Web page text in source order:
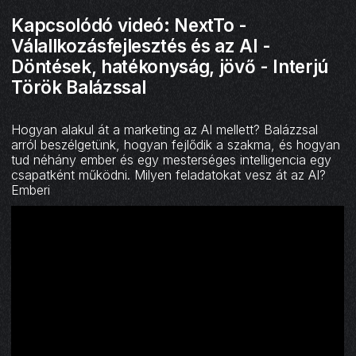
Kapcsolódó videó: NextTo -
Válallkozásfejlesztés és az AI -
Döntések, hatékonyság, jövő - Interjú
Török Balázssal
Hogyan alakul át a marketing az AI mellett? Balázzsal
arról beszélgetünk, hogyan fejlődik a szakma, és hogyan
tud néhány ember és egy mesterséges intelligencia egy
csapatként működni. Milyen feladatokat vesz át az AI?
Emberi